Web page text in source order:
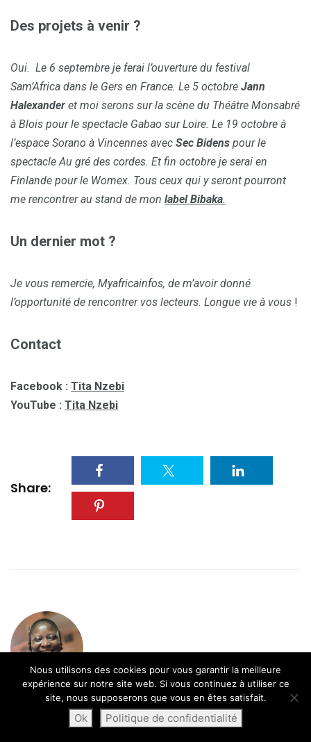
Des projets à venir ?
Oui. Le 6 septembre je ferai l’ouverture du festival
Sam’Africa dans le Gers en France. Le 5 octobre Jann
Halexander et moi serons sur la scène du Théâtre Monsabré
à Blois pour le spectacle Gabao sur Loire. Le 19 octobre à
l’espace Sorano à Vincennes avec Sec Bidens pour le
spectacle Au gré des cordes. Et fin octobre je serai en
Finlande pour le Womex. Tous ceux qui y seront pourront
me rencontrer au stand de mon label Bibaka.
Un dernier mot ?
Je vous remercie, Myafricainfos, de m’avoir donné
l’opportunité de rencontrer vos lecteurs. Longue vie à vous !
Contact
Facebook : Tita Nzebi
YouTube : Tita Nzebi
Share:
Essenam K²
administrator
Nous utilisons des cookies pour vous garantir la meilleure
expérience sur notre site web. Si vous continuez à utiliser ce
site, nous supposerons que vous en êtes satisfait.
Ok Politique de confidentialité